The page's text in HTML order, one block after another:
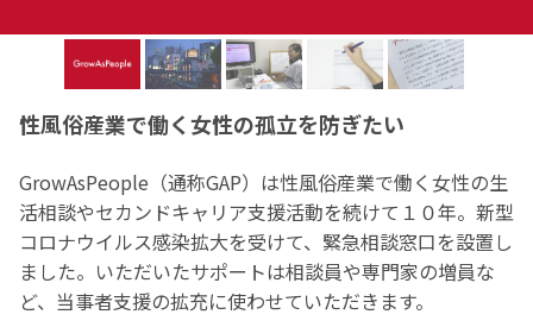
性風俗産業で働く女性の孤立を防ぎたい
GrowAsPeople（通称GAP）は性風俗産業で働く女性の生
活相談やセカンドキャリア支援活動を続けて１０年。新型
コロナウイルス感染拡大を受けて、緊急相談窓口を設置し
ました。いただいたサポートは相談員や専門家の増員な
ど、当事者支援の拡充に使わせていただきます。